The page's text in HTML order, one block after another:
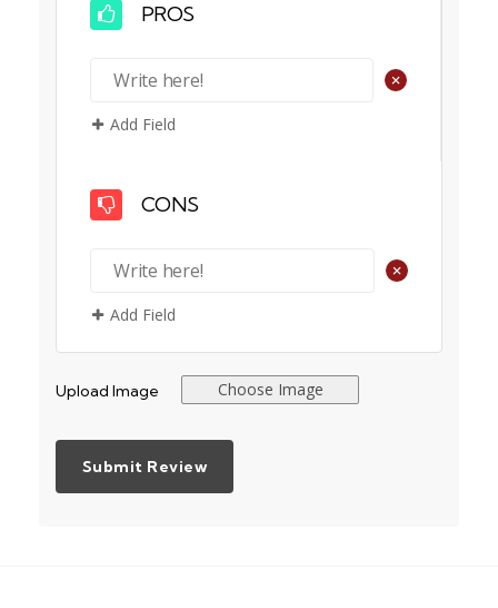
PROS
+
Add Field
CONS
+
Add Field
Upload Image Choose Image